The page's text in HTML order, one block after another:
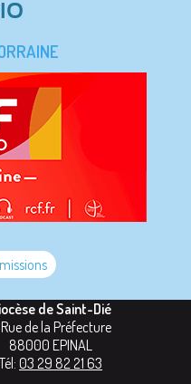
de Saint-Dié
de la Préfecture
88000 EPINAL
Tél: 03 29 82 21 63